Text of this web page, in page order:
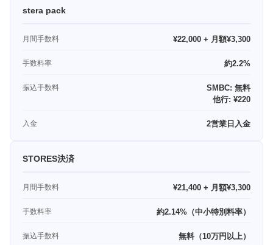
stera pack
月間手数料 ¥22,000 + 月額¥3,300
手数料率 約2.2%
振込手数料
SMBC: 無料
他行: ¥220
入金 2営業日入金
STORES決済
月間手数料 ¥21,400 + 月額¥3,300
手数料率 約2.14%（中小特別料率）
振込手数料 無料（10万円以上）